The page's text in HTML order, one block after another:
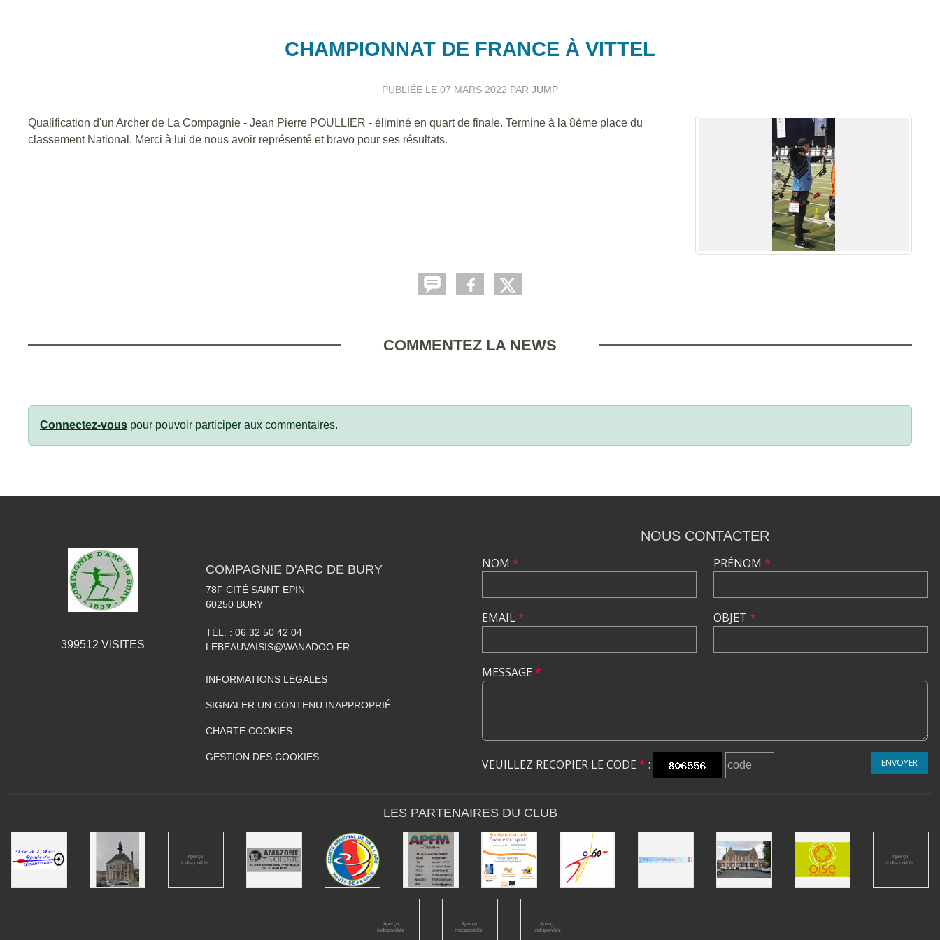
CHAMPIONNAT DE FRANCE À VITTEL
PUBLIÉE LE 07 MARS 2022 PAR JUMP
Qualification d'un Archer de La Compagnie - Jean Pierre POULLIER - éliminé en quart de finale. Termine à la 8ème place du
classement National. Merci à lui de nous avoir représenté et bravo pour ses résultats.
COMMENTEZ LA NEWS
Connectez-vous pour pouvoir participer aux commentaires.
399512 VISITES
COMPAGNIE D'ARC DE BURY
78F CITÉ SAINT EPIN
60250 BURY
TÉL. : 06 32 50 42 04
LEBEAUVAISIS@WANADOO.FR
INFORMATIONS LÉGALES
SIGNALER UN CONTENU INAPPROPRIÉ
CHARTE COOKIES
GESTION DES COOKIES
NOUS CONTACTER
NOM *
EMAIL*
PRÉNOM *
OBJET *
MESSAGE *
VEUILLEZ RECOPIER LE CODE * : ENVOYER
LES PARTENAIRES DU CLUB